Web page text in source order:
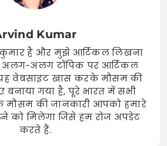
Kumar
कुमार है और मुझे आर्टिकल लिखना
अलग टॉपिक पर आर्टिकल
यह वेबसाइट खास करके मौसम की
गया है, पूरे भारत में सभी
मौसम की जानकारी आपको हमारे
को मिलेगा जिसे हम रोज अपडेट
करते हैं.